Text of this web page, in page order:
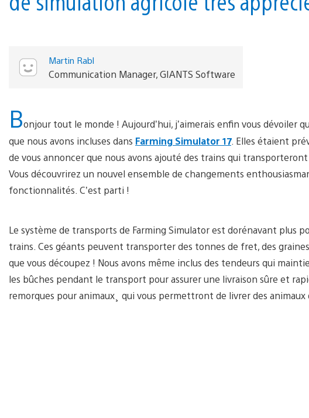
Martin Rabl
Communication Manager, GIANTS Software
Bonjour tout le monde ! Aujourd’hui, j’aimerais enfin vous dévoiler
que nous avons incluses dans Farming Simulator 17. Elles étaient
de vous annoncer que nous avons ajouté des trains qui
Vous découvrirez un nouvel ensemble de changements
fonctionnalités. C’est parti !
Le système de transports de Farming Simulator est dorénavant plus
trains. Ces géants peuvent transporter des tonnes de fret, des
que vous découpez ! Nous avons même inclus des tendeurs qui
les bûches pendant le transport pour assurer une livraison sûre et
remorques pour animaux¸ qui vous permettront de livrer des animaux